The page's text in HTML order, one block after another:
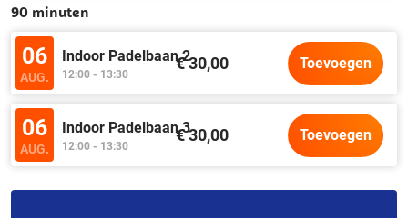
90 minuten
06
AUG.
Indoor Padelbaan 2
12:00 - 13:30
€ 30,00 Toevoegen
06
AUG.
Indoor Padelbaan 3
12:00 - 13:30
€ 30,00 Toevoegen